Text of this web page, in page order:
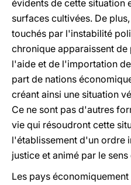
évidents de cette situation
surfaces cultivées. De
touchés par l'instabilité
chronique apparaissent
l'aide et de l'importation
part de nations
créant ainsi une situation
Ce ne sont pas d'autres
vie qui résoudront cette
l'établissement d'un ordre
justice et animé par le
Les pays